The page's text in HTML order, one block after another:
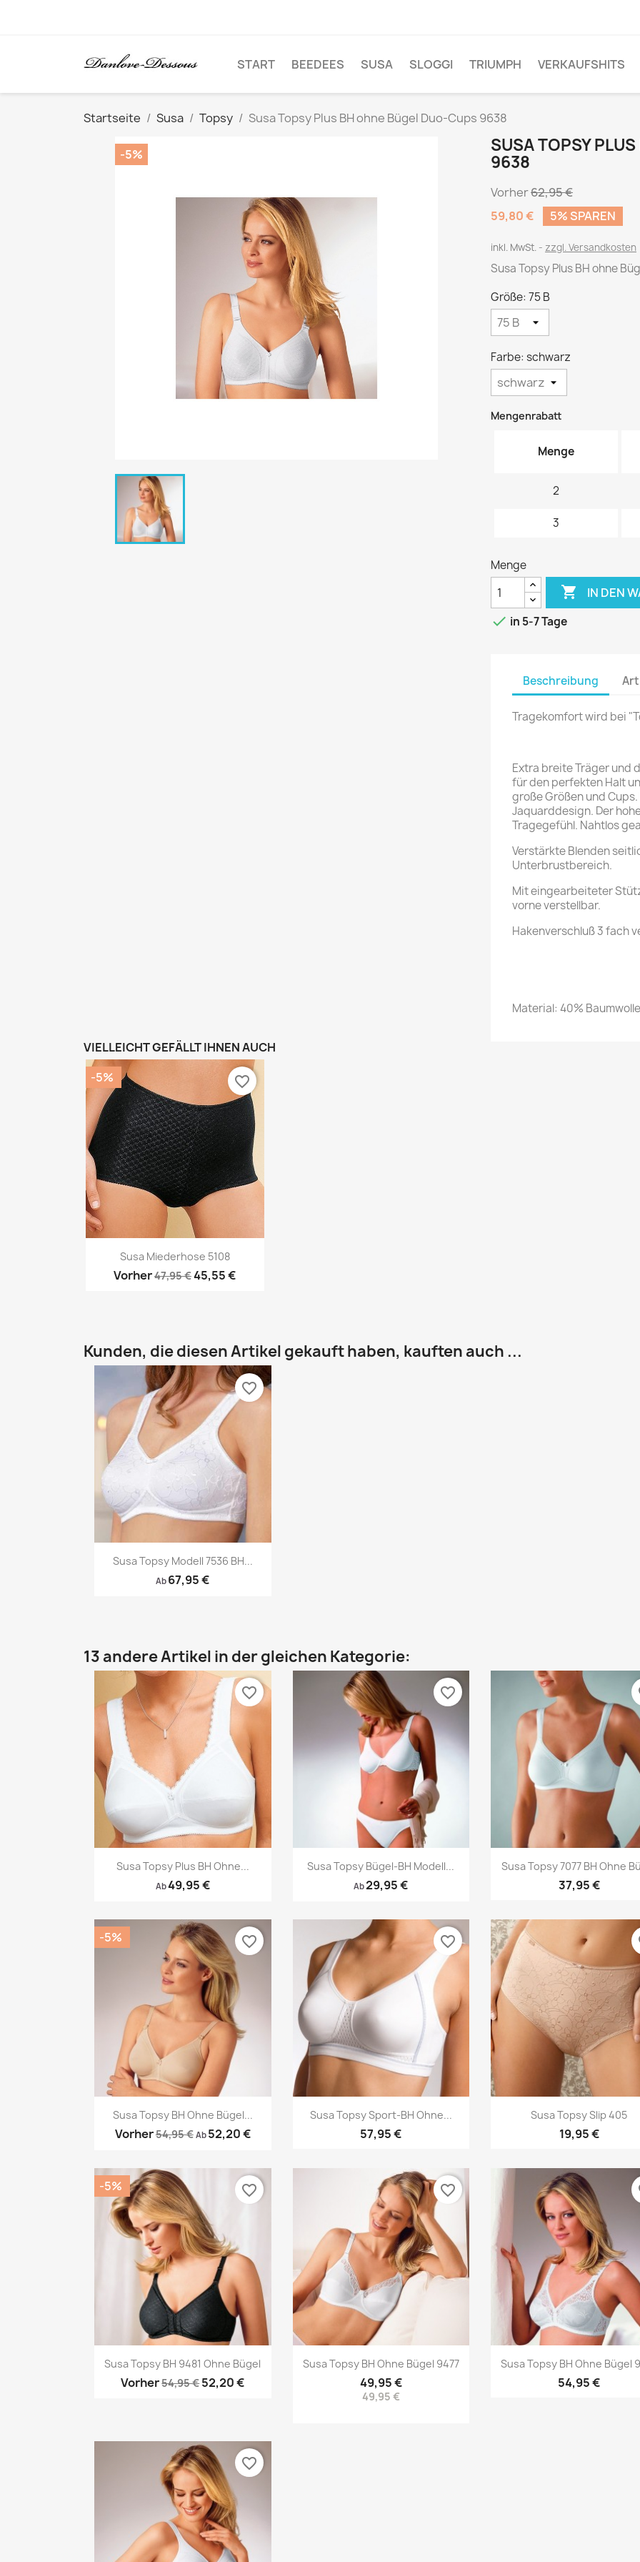
START BEEDEES SUSA SLOGGI TRIUMPH VERKAUFSHITS
Startseite Susa Topsy Susa Topsy Plus BH ohne Bügel Duo-Cups 9638
-5%
SUSA TOPSY
9638
Vorher62,95 €
59,80 €
5% SPAREN
inkl. MwSt. zzgl. Versandkosten
Susa Topsy Plus BH ohne
Größe: 75 B
Farbe: schwarz
Mengenrabatt
Menge
2
3
Menge
 IN DEN
 in 5-7 Tage
Beschreibung
Tragekomfort wird bei
Extra breite Träger und
für den perfekten Halt
große Größen und
Jaquarddesign. Der
Tragegefühl. Nahtlos
Verstärkte Blenden
Unterbrustbereich.
Mit eingearbeiteter
vorne verstellbar.
Hakenverschluß 3 fach
Material: 40%
VIELLEICHT GEFÄLLT IHNEN AUCH
Vorschau
Susa Miederhose 5108
Vorher47,95 €45,55 €
-5% favorite_border
Kunden, die diesen Artikel gekauft haben, kauften auch ...
Vorschau
Susa Topsy Modell 7536 BH...
Ab 67,95 €
favorite_border
13 andere Artikel in der gleichen Kategorie:
Vorschau
Susa Topsy Plus BH Ohne...
Ab49,95 €
favorite_border
Vorschau
Susa Topsy Bügel-BH Modell...
Ab29,95 €
favorite_border
Vorschau
Susa Topsy 7077 BH Ohne
37,95 €
Vorschau
Susa Topsy BH Ohne Bügel...
Vorher54,95 € Ab 52,20 €
-5% favorite_border
Vorschau
Susa Topsy Sport-BH Ohne...
57,95 €
favorite_border
Vorschau
Susa Topsy Slip 405
19,95 €
Vorschau
Susa Topsy BH 9481 Ohne Bügel
Vorher54,95 €52,20 €
-5% favorite_border
Vorschau
Susa Topsy BH Ohne Bügel 9477
49,95 €
49,95 €
favorite_border
Vorschau
Susa Topsy BH Ohne Bügel
54,95 €
favorite_border